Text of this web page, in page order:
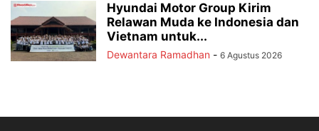
Hyundai Motor Group Kirim
Relawan Muda ke Indonesia dan
Vietnam untuk...
Dewantara Ramadhan - 6 Agustus 2026